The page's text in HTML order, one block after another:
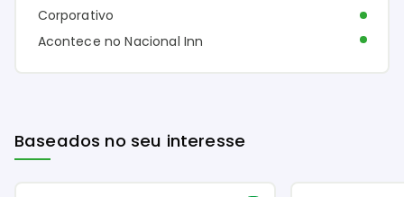
Corporativo
Acontece no Nacional Inn
Baseados no seu interesse